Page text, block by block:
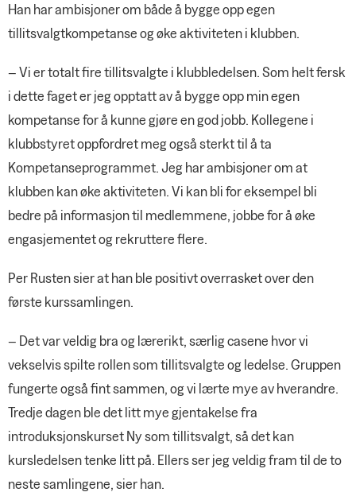
Han har ambisjoner om både å bygge opp egen
tillitsvalgtkompetanse og øke aktiviteten i klubben.
– Vi er totalt fire tillitsvalgte i klubbledelsen. Som helt fersk
i dette faget er jeg opptatt av å bygge opp min egen
kompetanse for å kunne gjøre en god jobb. Kollegene i
klubbstyret oppfordret meg også sterkt til å ta
Kompetanseprogrammet. Jeg har ambisjoner om at
klubben kan øke aktiviteten. Vi kan bli for eksempel bli
bedre på informasjon til medlemmene, jobbe for å øke
engasjementet og rekruttere flere.
Per Rusten sier at han ble positivt overrasket over den
første kurssamlingen.
– Det var veldig bra og lærerikt, særlig casene hvor vi
vekselvis spilte rollen som tillitsvalgte og ledelse. Gruppen
fungerte også fint sammen, og vi lærte mye av hverandre.
Tredje dagen ble det litt mye gjentakelse fra
introduksjonskurset Ny som tillitsvalgt, så det kan
kursledelsen tenke litt på. Ellers ser jeg veldig fram til de to
neste samlingene, sier han.